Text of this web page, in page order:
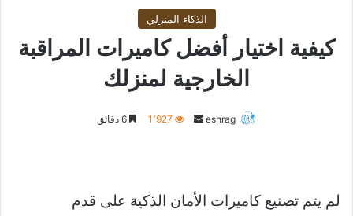
الذكاء المنزلي
كيفية اختيار أفضل كاميرات المراقبة
الخارجية لمنزلك
eshrag
أرسل 1٬927
لم يتم تصنيع كاميرات الأمان الذكية على قدم